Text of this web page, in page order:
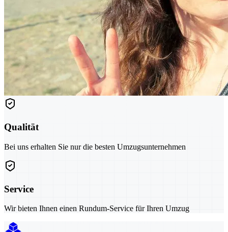
Qualität
Bei uns erhalten Sie nur die besten Umzugsunternehmen
Service
Wir bieten Ihnen einen Rundum-Service für Ihren Umzug